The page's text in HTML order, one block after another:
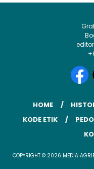
HOME
KODE ETIK
COPYRIGHT © 2026 MEDIA